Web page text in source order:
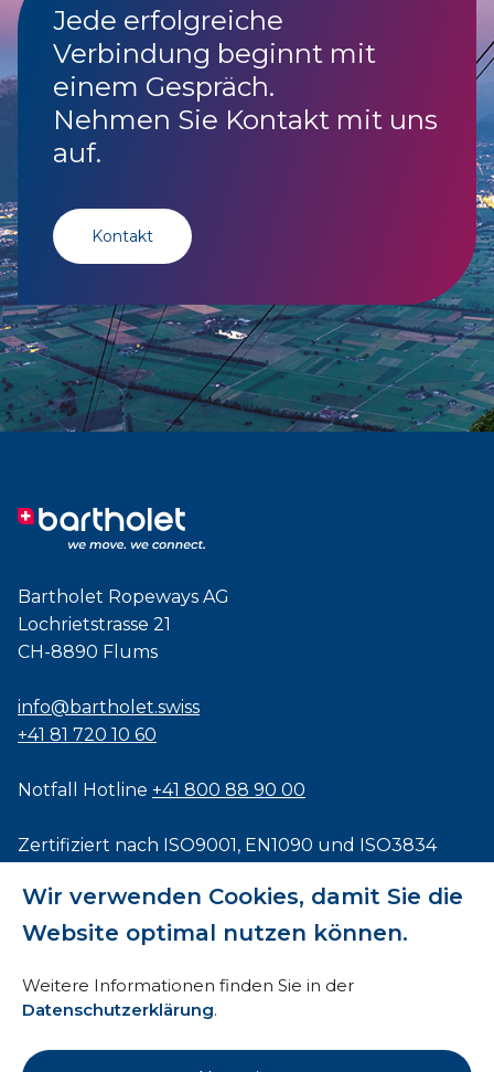
Wir verwenden Cookies, damit Sie die
Website optimal nutzen können.
Weitere Informationen finden Sie in der
Datenschutzerklärung.
Jede erfolgreiche
Verbindung beginnt mit
einem Gespräch.
Nehmen Sie Kontakt mit uns
auf.
Kontakt
Bartholet Ropeways AG
Lochrietstrasse 21
CH-8890 Flums
info@bartholet.swiss
+41 81 720 10 60
Notfall Hotline +41 800 88 90 00
Zertifiziert nach ISO9001, EN1090 und ISO3834
Impressum